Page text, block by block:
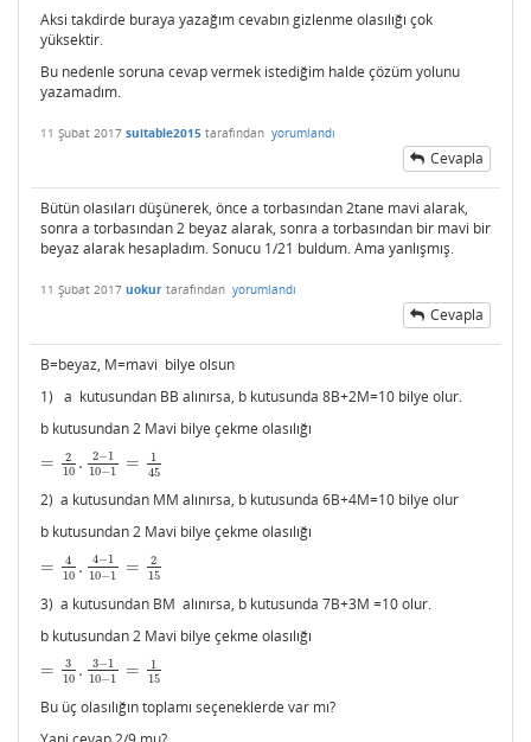
Aksi takdirde buraya yazağım cevabın gizlenme olasılığı çok
yüksektir.
Bu nedenle soruna cevap vermek istediğim halde çözüm yolunu
yazamadım.
11 Şubat 2017 suitable2015 tarafından yorumlandı
Cevapla
Bütün olasıları düşünerek, önce a torbasından 2tane mavi alarak,
sonra a torbasından 2 beyaz alarak, sonra a torbasından bir mavi bir
beyaz alarak hesapladım. Sonucu 1/21 buldum. Ama yanlışmış.
11 Şubat 2017 uokur tarafından yorumlandı
Cevapla
B=beyaz, M=mavi bilye olsun
1) a kutusundan BB alınırsa, b kutusunda 8B+2M=10 bilye olur.
b kutusundan 2 Mavi bilye çekme olasılığı
=
2
10 . 2−1
10−1 =
1
45
=2 10.2 −110 1= 145
2) a kutusundan MM alınırsa, b kutusunda 6B+4M=10 bilye olur
b kutusundan 2 Mavi bilye çekme olasılığı
=
4
10 . 4−1
10−1 =
2
15
=4 10.4 −110 1= 215
3) a kutusundan BM alınırsa, b kutusunda 7B+3M =10 olur.
b kutusundan 2 Mavi bilye çekme olasılığı
=
3
10 . 3−1
10−1 =
1
15
=3 10.3 −110 1= 115
Bu üç olasılığın toplamı seçeneklerde var mı?